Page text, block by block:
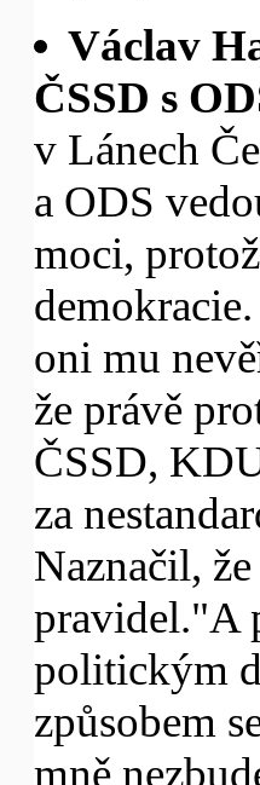
Václav
ČSSD s
v Lánech
a ODS
moci,
oni mu
že právě
ČSSD,
za
Naznačil,
pravidel."A
politickým
způsobem
mně